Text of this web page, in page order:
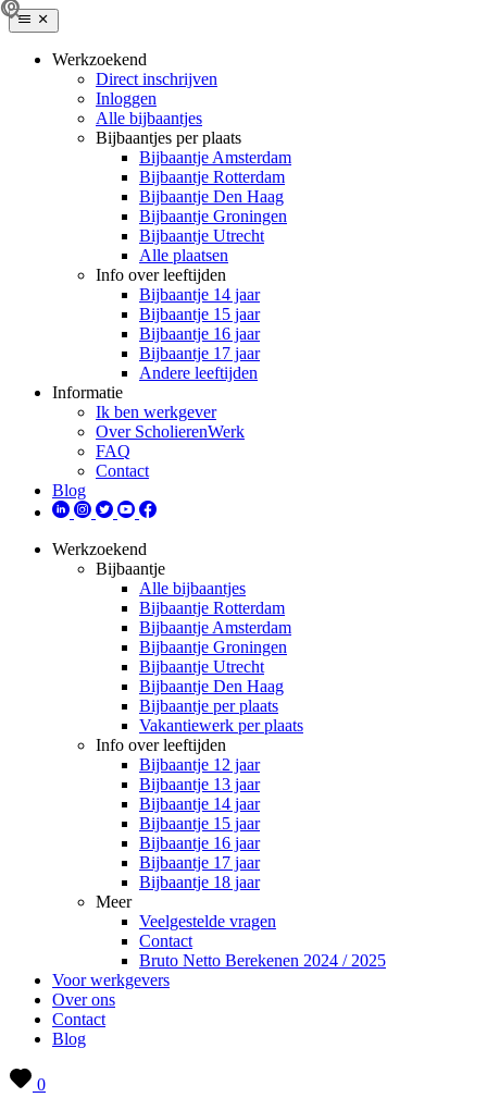
Werkzoekend
Direct inschrijven
Inloggen
Alle bijbaantjes
Bijbaantjes per plaats
Bijbaantje Amsterdam
Bijbaantje Rotterdam
Bijbaantje Den Haag
Bijbaantje Groningen
Bijbaantje Utrecht
Alle plaatsen
Info over leeftijden
Bijbaantje 14 jaar
Bijbaantje 15 jaar
Bijbaantje 16 jaar
Bijbaantje 17 jaar
Andere leeftijden
Informatie
Ik ben werkgever
Over ScholierenWerk
FAQ
Contact
Blog
Werkzoekend
Bijbaantje
Alle bijbaantjes
Bijbaantje Rotterdam
Bijbaantje Amsterdam
Bijbaantje Groningen
Bijbaantje Utrecht
Bijbaantje Den Haag
Bijbaantje per plaats
Vakantiewerk per plaats
Info over leeftijden
Bijbaantje 12 jaar
Bijbaantje 13 jaar
Bijbaantje 14 jaar
Bijbaantje 15 jaar
Bijbaantje 16 jaar
Bijbaantje 17 jaar
Bijbaantje 18 jaar
Meer
Veelgestelde vragen
Contact
Bruto Netto Berekenen 2024 / 2025
Voor werkgevers
Over ons
Contact
Blog
0